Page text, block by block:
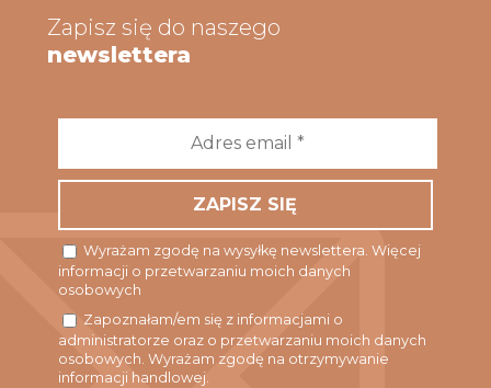
Zapisz się do naszego
newslettera
*
Wyrażam zgodę na wysyłkę newslettera. Więcej
informacji o przetwarzaniu moich danych
osobowych
Zapoznałam/em się z informacjami o
administratorze oraz o przetwarzaniu moich danych
osobowych. Wyrażam zgodę na otrzymywanie
informacji handlowej.